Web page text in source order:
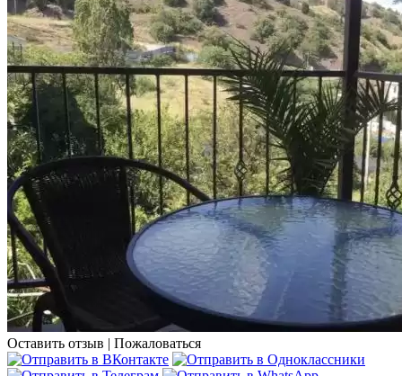
Оставить отзыв | Пожаловаться